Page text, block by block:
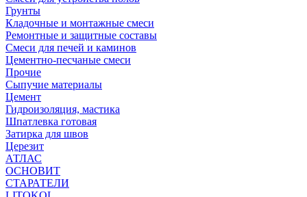
Грунты
Кладочные и монтажные смеси
Ремонтные и защитные составы
Смеси для печей и каминов
Цементно-песчаные смеси
Прочие
Сыпучие материалы
Цемент
Гидроизоляция, мастика
Шпатлевка готовая
Затирка для швов
Церезит
АТЛАС
ОСНОВИТ
СТАРАТЕЛИ